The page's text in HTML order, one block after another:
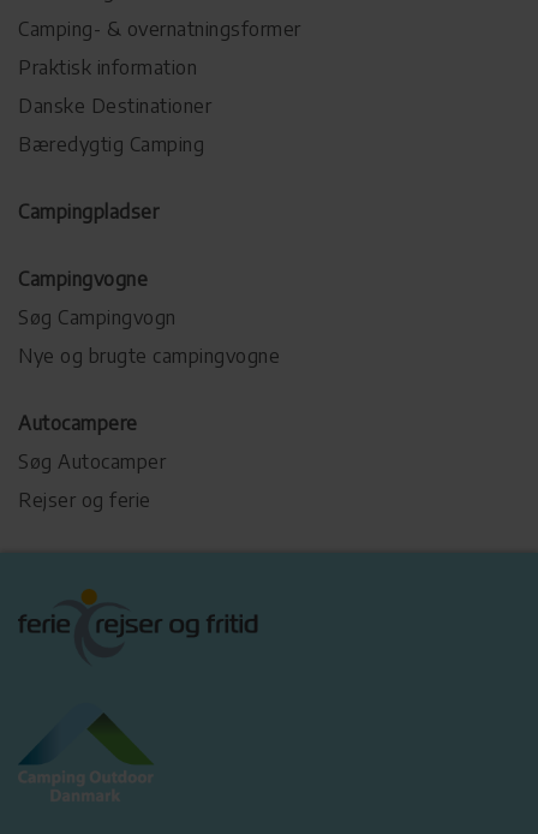
Camping- & overnatningsformer
Praktisk information
Danske Destinationer
Bæredygtig Camping
Campingpladser
Campingvogne
Søg Campingvogn
Nye og brugte campingvogne
Autocampere
Søg Autocamper
Rejser og ferie